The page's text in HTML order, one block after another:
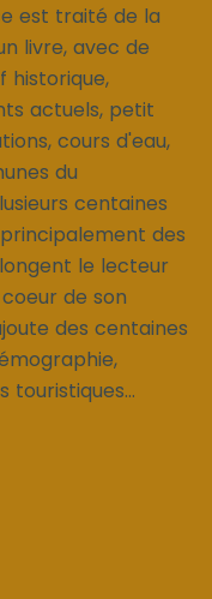
est traité de la
livre, avec de
historique,
actuels, petit
cours d'eau,
du
centaines
des
le lecteur
de son
des centaines
touristiques...